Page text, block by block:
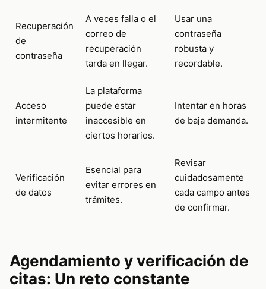
Recuperación
de
contraseña
A veces falla o el
correo de
recuperación
tarda en llegar.
Usar una
contraseña
robusta y
recordable.
Acceso
intermitente
La plataforma
puede estar
inaccesible en
ciertos horarios.
Intentar en horas
de baja demanda.
Verificación
de datos
Esencial para
evitar errores en
trámites.
Revisar
cuidadosamente
cada campo antes
de confirmar.
Agendamiento y verificación de
citas: Un reto constante